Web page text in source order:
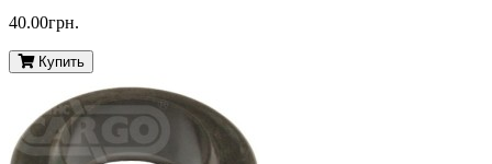
40.00грн.
Купить